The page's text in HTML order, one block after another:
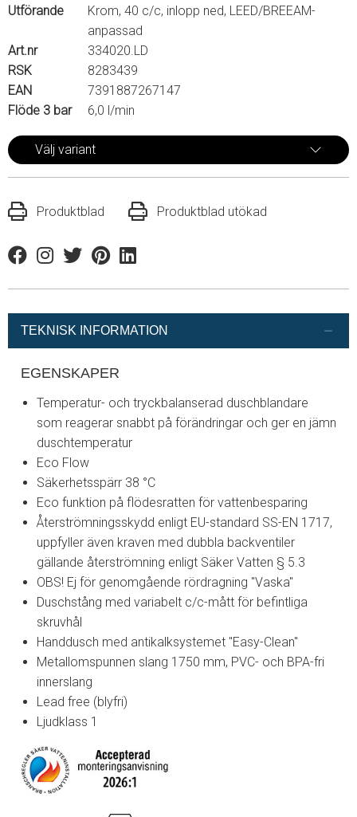
Utförande
Krom, 40 c/c, inlopp ned, LEED/BREEAM-
anpassad
Art.nr
334020.LD
RSK
8283439
EAN
7391887267147
Flöde 3 bar
6,0 l/min
Välj variant
Produktblad Produktblad utökad
FacebookInstagram
TwitterPinterestLinkedin
TEKNISK INFORMATION
EGENSKAPER
Temperatur- och tryckbalanserad duschblandare
som reagerar snabbt på förändringar och ger en jämn
duschtemperatur
Eco Flow
Säkerhetsspärr 38 °C
Eco funktion på flödesratten för vattenbesparing
Återströmningsskydd enligt EU-standard SS-EN 1717,
uppfyller även kraven med dubbla backventiler
gällande återströmning enligt Säker Vatten § 5.3
OBS! Ej för genomgående rördragning "Vaska"
Duschstång med variabelt c/c-mått för befintliga
skruvhål
Handdusch med antikalksystemet "Easy-Clean"
Metallomspunnen slang 1750 mm, PVC- och BPA-fri
innerslang
Lead free (blyfri)
Ljudklass 1